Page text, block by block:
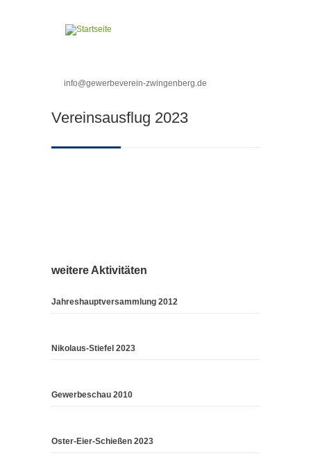
info@gewerbeverein-zwingenberg.de
Sie sind hier
Vereinsausflug 2023
weitere Aktivitäten
Jahreshauptversammlung 2012
Nikolaus-Stiefel 2023
Gewerbeschau 2010
Oster-Eier-Schießen 2023